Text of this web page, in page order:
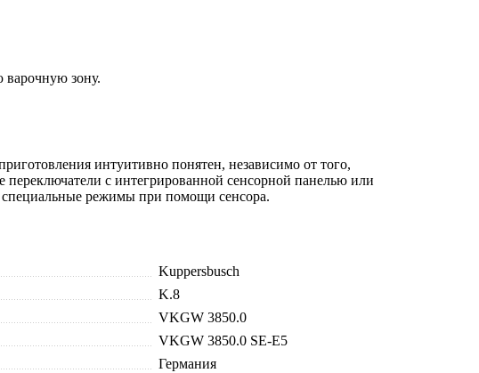
варочную зону.
интуитивно понятен, независимо от того,
с интегрированной сенсорной панелью или
режимы при помощи сенсора.
Kuppersbusch
K.8
VKGW 3850.0
VKGW 3850.0 SE-E5
Германия